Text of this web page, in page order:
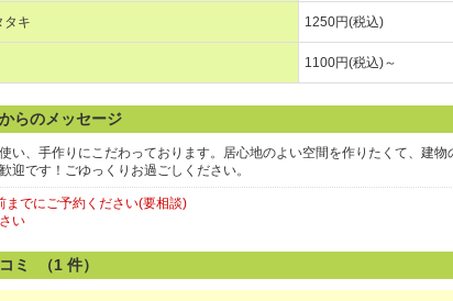
タキ 1250円(税込)
1100円(税込)～
らのメッセージ
い、手作りにこだわっております。居心地のよい空間を作りたくて、建
迎です！ごゆっくりお過ごしください。
までにご予約ください(要相談)
い
ミ （1 件）